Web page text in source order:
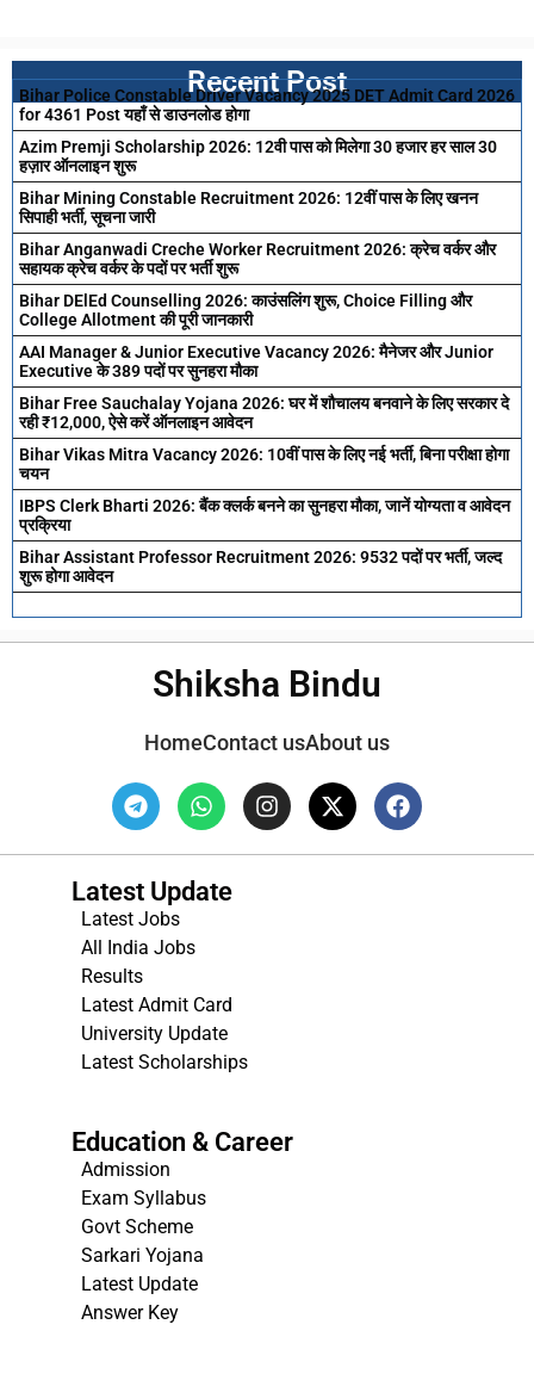
Recent Post
Bihar Police Constable Driver Vacancy 2025 DET Admit Card 2026
for 4361 Post यहाँ से डाउनलोड होगा
Azim Premji Scholarship 2026: 12वी पास को मिलेगा 30 हजार हर साल 30
हज़ार ऑनलाइन शुरू
Bihar Mining Constable Recruitment 2026: 12वीं पास के लिए खनन
सिपाही भर्ती, सूचना जारी
Bihar Anganwadi Creche Worker Recruitment 2026: क्रेच वर्कर और
सहायक क्रेच वर्कर के पदों पर भर्ती शुरू
Bihar DElEd Counselling 2026: काउंसलिंग शुरू, Choice Filling और
College Allotment की पूरी जानकारी
AAI Manager & Junior Executive Vacancy 2026: मैनेजर और Junior
Executive के 389 पदों पर सुनहरा मौका
Bihar Free Sauchalay Yojana 2026: घर में शौचालय बनवाने के लिए सरकार दे
रही ₹12,000, ऐसे करें ऑनलाइन आवेदन
Bihar Vikas Mitra Vacancy 2026: 10वीं पास के लिए नई भर्ती, बिना परीक्षा होगा
चयन
IBPS Clerk Bharti 2026: बैंक क्लर्क बनने का सुनहरा मौका, जानें योग्यता व आवेदन
प्रक्रिया
Bihar Assistant Professor Recruitment 2026: 9532 पदों पर भर्ती, जल्द
शुरू होगा आवेदन
Shiksha Bindu
HomeContact usAbout us
Latest Update
Latest Jobs
All India Jobs
Results
Latest Admit Card
University Update
Latest Scholarships
Education & Career
Admission
Exam Syllabus
Govt Scheme
Sarkari Yojana
Latest Update
Answer Key